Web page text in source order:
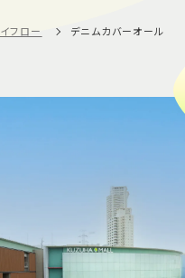
フロー デニムカバーオール